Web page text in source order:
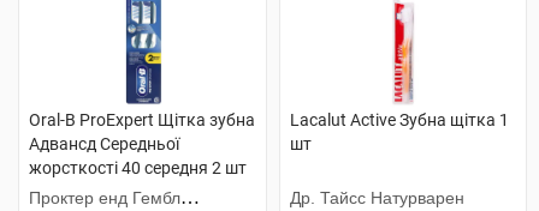
Oral-B ProExpert Щiтка зубна
Адвансд Середньої
жорсткості 40 середня 2 шт
Проктер енд Гембл
Lacalut Active Зубна щітка 1
шт
Др. Тайсс Натурварен